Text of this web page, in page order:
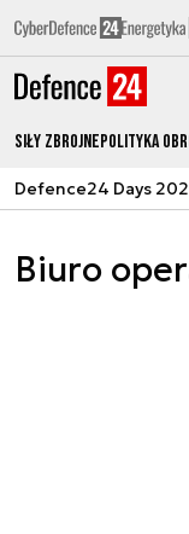
Siły zbrojnePolityka
Defence24 Days
Biuro